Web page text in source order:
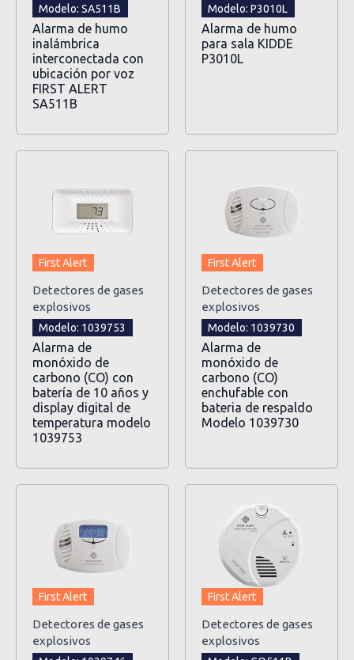
Modelo: SA511B
Alarma de humo
inalámbrica
interconectada con
ubicación por voz
FIRST ALERT
SA511B
Modelo: P3010L
Alarma de humo
para sala KIDDE
P3010L
First Alert
Detectores de gases
explosivos
Modelo: 1039753
Alarma de
monóxido de
carbono (CO) con
batería de 10 años y
display digital de
temperatura modelo
1039753
First Alert
Detectores de gases
explosivos
Modelo: 1039730
Alarma de
monóxido de
carbono (CO)
enchufable con
bateria de respaldo
Modelo 1039730
First Alert
Detectores de gases
explosivos
First Alert
Detectores de gases
explosivos